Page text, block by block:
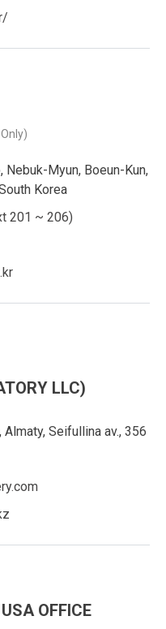
Nebuk-Myun, Boeun-Kun,
Korea
201 ~ 206)
LLC)
Seifullina av., 356
OFFICE